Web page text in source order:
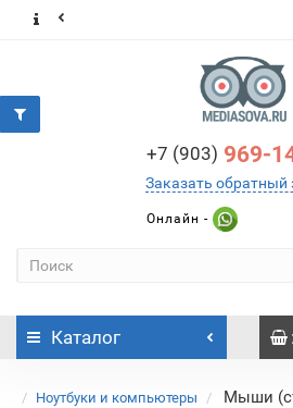
+7 (903) 969-
Заказать обратный
Онлайн -
Каталог
Ноутбуки и компьютеры Мыши